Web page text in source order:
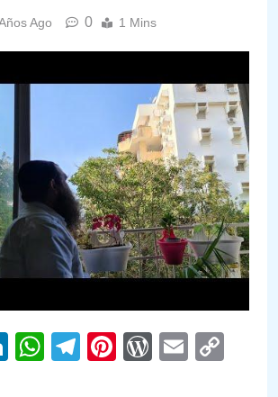
Ago 0 1 Mins
LinkedIn
WhatsApp
Telegram
PinterestEmail